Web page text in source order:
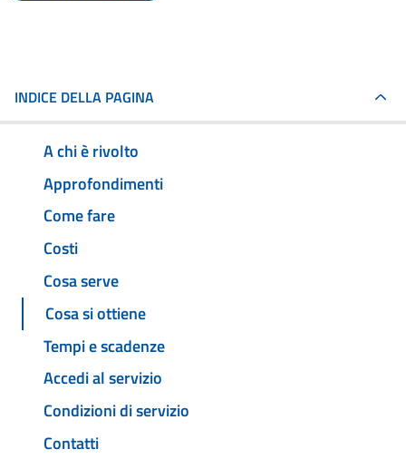
INDICE DELLA PAGINA
A chi è rivolto
Approfondimenti
Come fare
Costi
Cosa serve
Cosa si ottiene
Tempi e scadenze
Accedi al servizio
Condizioni di servizio
Contatti